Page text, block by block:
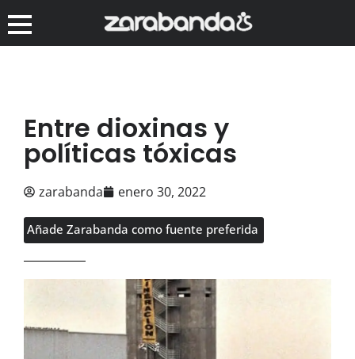
Entre dioxinas y
políticas tóxicas
zarabanda enero 30, 2022
Añade Zarabanda como fuente preferida